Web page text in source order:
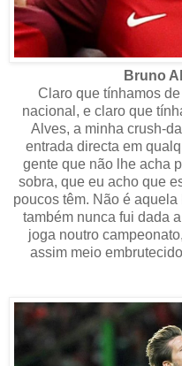
Bruno
Claro que tínhamos
nacional, e claro que
Alves, a minha crush-
entrada directa em
gente que não lhe acha
sobra, que eu acho que
poucos têm. Não é
também nunca fui dada
joga noutro
assim meio